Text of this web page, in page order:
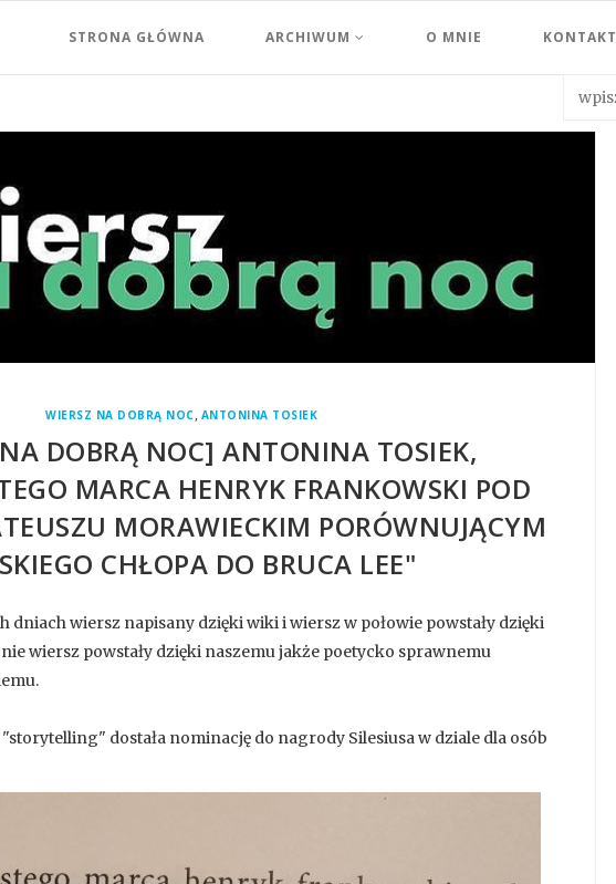
STRONA GŁÓWNA ARCHIWUM O MNIE KONTAKT
WIERSZ NA DOBRĄ NOC, ANTONINA TOSIEK
DOBRĄ NOC] ANTONINA TOSIEK,
MARCA HENRYK FRANKOWSKI POD
MORAWIECKIM PORÓWNUJĄCYM
CHŁOPA DO BRUCA LEE"
dniach wiersz napisany dzięki wiki i wiersz w połowie powstały dzięki
wiersz powstały dzięki naszemu jakże poetycko sprawnemu
dostała nominację do nagrody Silesiusa w dziale dla osób